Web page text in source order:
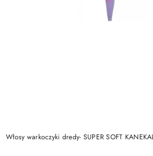
Włosy warkoczyki dredy- SUPER SOFT